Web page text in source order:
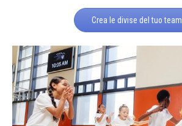
Crea le divise del tuo team